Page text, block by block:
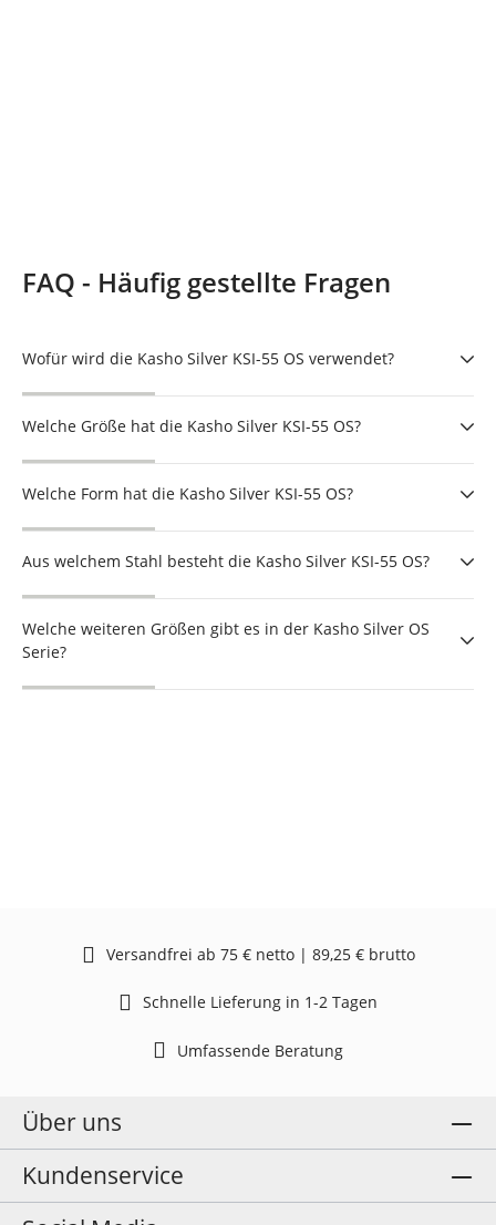
FAQ - Häufig gestellte Fragen
Wofür wird die Kasho Silver KSI-55 OS verwendet?
Welche Größe hat die Kasho Silver KSI-55 OS?
Welche Form hat die Kasho Silver KSI-55 OS?
Aus welchem Stahl besteht die Kasho Silver KSI-55 OS?
Welche weiteren Größen gibt es in der Kasho Silver OS
Serie?
Versandfrei ab 75 € netto | 89,25 € brutto
Schnelle Lieferung in 1-2 Tagen
Umfassende Beratung
Über uns
Kundenservice